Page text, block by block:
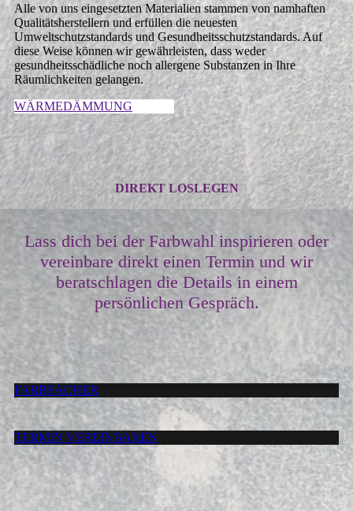
Alle von uns eingesetzten Materialien stammen von namhaften
Qualitätsherstellern und erfüllen die neuesten
Umweltschutzstandards und Gesundheitsschutzstandards. Auf
diese Weise können wir gewährleisten, dass weder
gesundheitsschädliche noch allergene Substanzen in Ihre
Räumlichkeiten gelangen.
WÄRMEDÄMMUNG
DIREKT LOSLEGEN
Lass dich bei der Farbwahl inspirieren oder
vereinbare direkt einen Termin und wir
beratschlagen die Details in einem
persönlichen Gespräch.
FARBFÄCHER
TERMIN VEREINBAREN